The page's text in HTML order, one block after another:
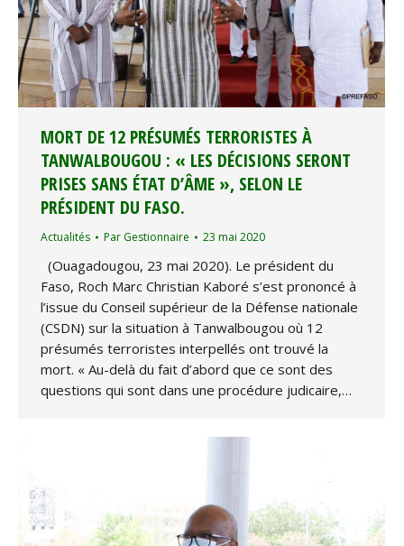
MORT DE 12 PRÉSUMÉS TERRORISTES À
TANWALBOUGOU : « LES DÉCISIONS SERONT
PRISES SANS ÉTAT D’ÂME », SELON LE
PRÉSIDENT DU FASO.
Actualités Par Gestionnaire 23 mai 2020
(Ouagadougou, 23 mai 2020). Le président du
Faso, Roch Marc Christian Kaboré s’est prononcé à
l’issue du Conseil supérieur de la Défense nationale
(CSDN) sur la situation à Tanwalbougou où 12
présumés terroristes interpellés ont trouvé la
mort. « Au-delà du fait d’abord que ce sont des
questions qui sont dans une procédure judicaire,…